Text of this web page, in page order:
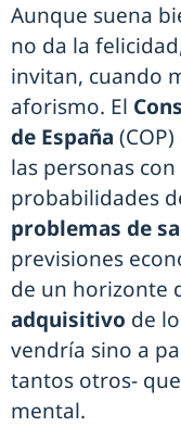
Aunque suena
no da la
invitan, cuando
aforismo. El
de España
las personas
probabilidades
problemas de
previsiones
de un horizonte
adquisitivo de
vendría sino a
tantos otros-
mental.